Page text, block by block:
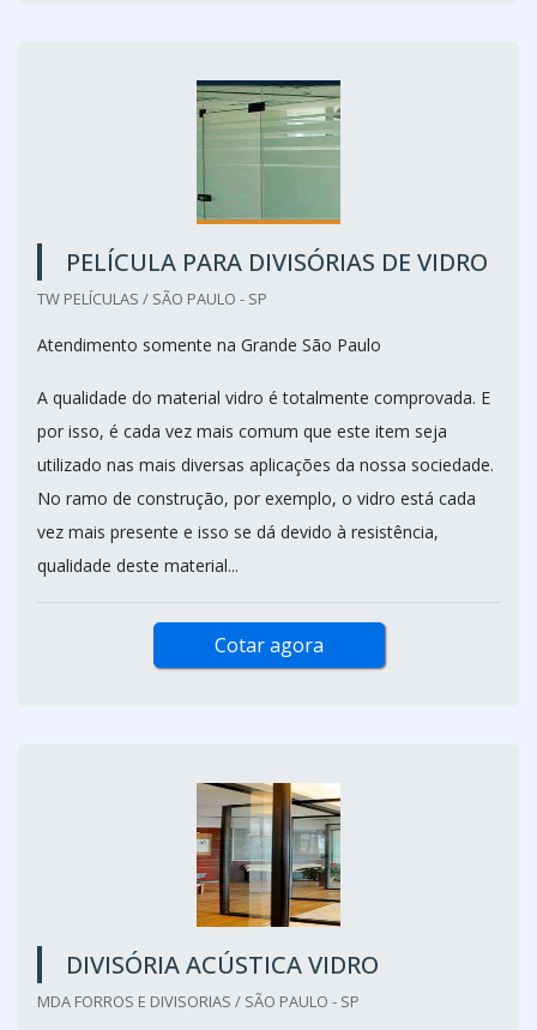
PELÍCULA PARA DIVISÓRIAS DE VIDRO
TW PELÍCULAS / SÃO PAULO - SP
Atendimento somente na Grande São Paulo
A qualidade do material vidro é totalmente comprovada. E
por isso, é cada vez mais comum que este item seja
utilizado nas mais diversas aplicações da nossa sociedade.
No ramo de construção, por exemplo, o vidro está cada
vez mais presente e isso se dá devido à resistência,
qualidade deste material...
Cotar agora
DIVISÓRIA ACÚSTICA VIDRO
MDA FORROS E DIVISORIAS / SÃO PAULO - SP